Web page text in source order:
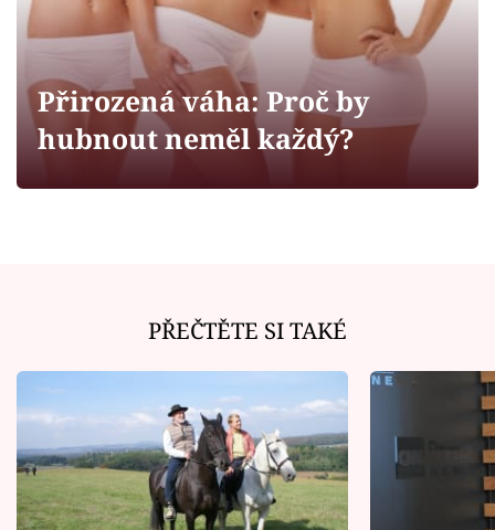
Sledujte prima+
Filmový festival Karlovy Vary
Sledujte nás
Přirozená váha: Proč by
hubnout neměl každý?
PŘEČTĚTE SI TAKÉ